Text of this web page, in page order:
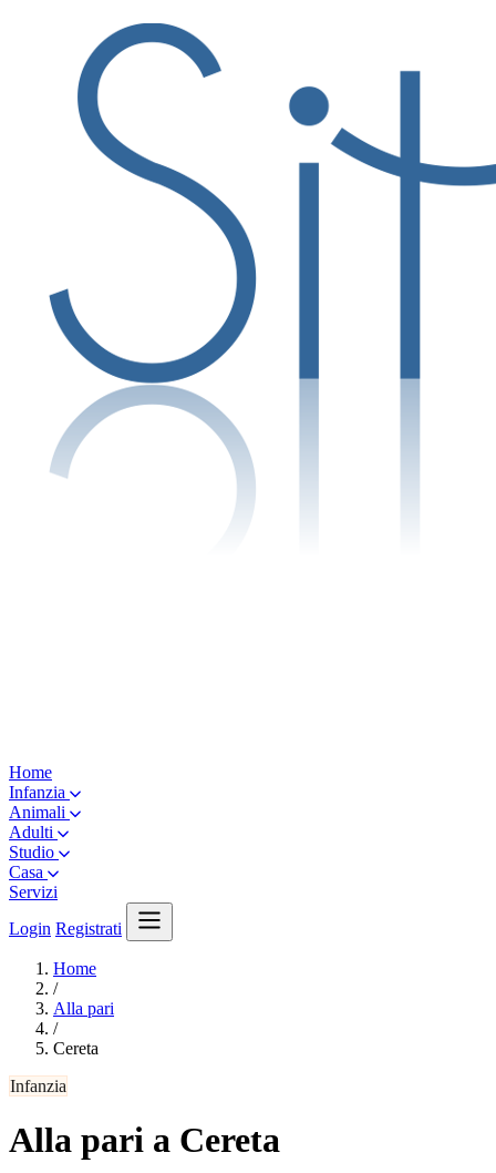
Home
Infanzia
Animali
Adulti
Studio
Casa
Servizi
Login Registrati
Home
/
Alla pari
/
Cereta
Infanzia
Alla pari a Cereta